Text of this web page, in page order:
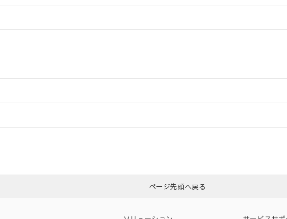
ダウンロードはこちら
（日本
（アメリカ
ページ先頭へ戻る